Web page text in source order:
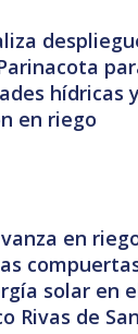
hídricas
en riego
en
solar en
Rivas de